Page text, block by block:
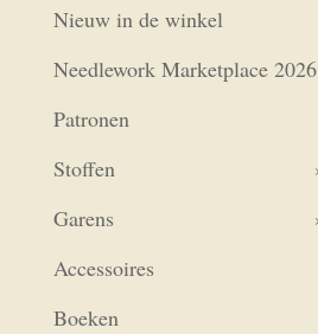
Nieuw in de winkel
Needlework Marketplace 2026
Patronen
Stoffen
Garens
Accessoires
Boeken